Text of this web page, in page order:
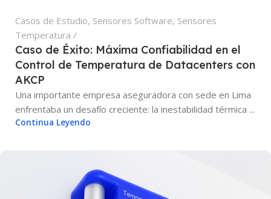
Casos de Estudio, Sensores Software, Sensores
Temperatura
Caso de Éxito: Máxima Confiabilidad en el
Control de Temperatura de Datacenters con
AKCP
Una importante empresa aseguradora con sede en Lima
enfrentaba un desafío creciente: la inestabilidad térmica ...
Continua Leyendo